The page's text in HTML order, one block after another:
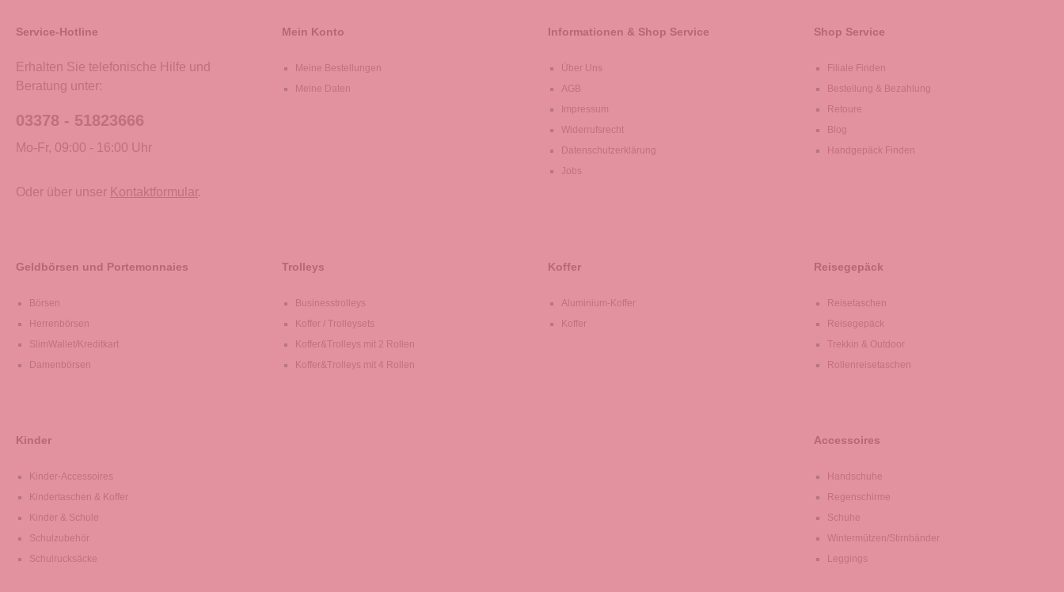
Service-Hotline
Erhalten Sie telefonische Hilfe und
Beratung unter:
03378 - 51823666
Mo-Fr, 09:00 - 16:00 Uhr
Oder über unser Kontaktformular.
Mein Konto
Meine Bestellungen
Meine Daten
Informationen & Shop Service
Über Uns
AGB
Impressum
Widerrufsrecht
Datenschutzerklärung
Jobs
Shop Service
Filiale Finden
Bestellung & Bezahlung
Retoure
Blog
Handgepäck Finden
Geldbörsen und Portemonnaies
Börsen
Herrenbörsen
SlimWallet/Kreditkart
Damenbörsen
Trolleys
Businesstrolleys
Koffer / Trolleysets
Koffer&Trolleys mit 2 Rollen
Koffer&Trolleys mit 4 Rollen
Koffer
Aluminium-Koffer
Koffer
Reisegepäck
Reisetaschen
Reisegepäck
Trekkin & Outdoor
Rollenreisetaschen
Kinder
Kinder-Accessoires
Kindertaschen & Koffer
Kinder & Schule
Schulzubehör
Schulrucksäcke
Accessoires
Handschuhe
Regenschirme
Schuhe
Wintermützen/Stirnbänder
Leggings